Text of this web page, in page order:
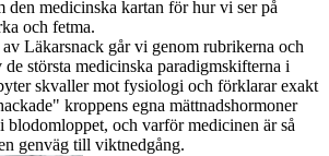
den medicinska kartan för hur vi ser på
och fetma.
Läkarsnack går vi genom rubrikerna och
de största medicinska paradigmskifterna i
skvaller mot fysiologi och förklarar exakt
kroppens egna mättnadshormoner
blodomloppet, och varför medicinen är så
genväg till viktnedgång.